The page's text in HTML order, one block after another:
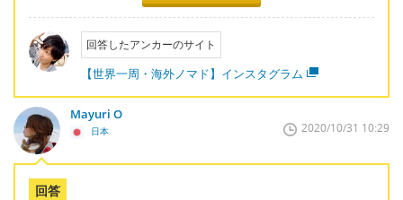
回答したアンカーのサイト
【世界一周・海外ノマド】インスタグラム
Mayuri O
日本 2020/10/31 10:29
回答